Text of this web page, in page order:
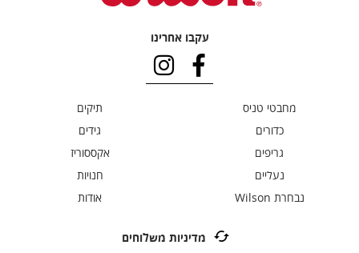
עקבו אחרינו
מחבטי טניס
תיקים
כדורים
גידים
גריפים
אקססוריז
נעליים
חנויות
נבחרת Wilson
אודות
מדיניות משלוחים